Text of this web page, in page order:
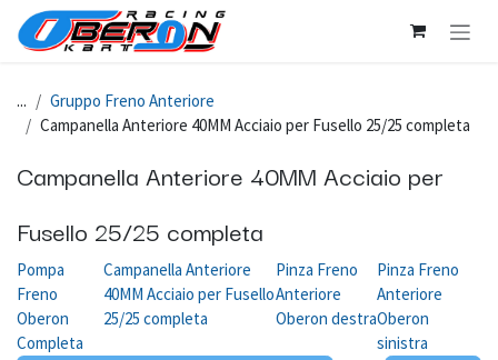
Passa al contenuto
...
Gruppo Freno Anteriore
Campanella Anteriore 40MM Acciaio per Fusello 25/25 completa
Campanella Anteriore 40MM Acciaio per
Fusello 25/25 completa
Pompa
Freno
Oberon
Completa
Campanella Anteriore
40MM Acciaio per Fusello
25/25 completa
Pinza Freno
Anteriore
Oberon destra
Pinza Freno
Anteriore
Oberon
sinistra